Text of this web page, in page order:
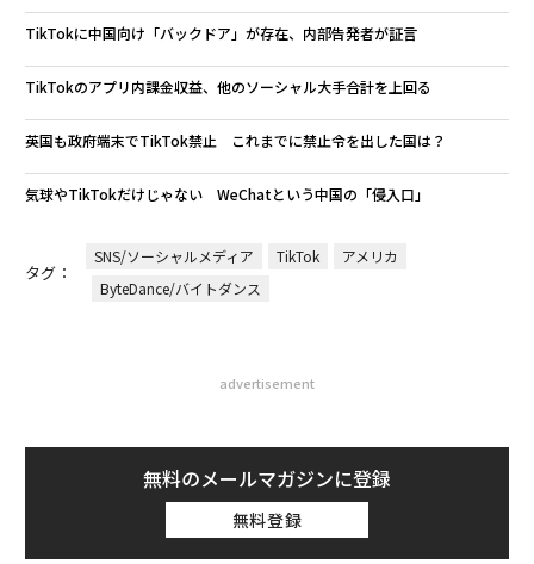
TikTokに中国向け「バックドア」が存在、内部告発者が証言
TikTokのアプリ内課金収益、他のソーシャル大手合計を上回る
英国も政府端末でTikTok禁止 これまでに禁止令を出した国は？
気球やTikTokだけじゃない WeChatという中国の「侵入口」
タグ：
SNS/ソーシャルメディア TikTok
アメリカ
ByteDance/バイトダンス
advertisement
無料のメールマガジンに登録
無料登録